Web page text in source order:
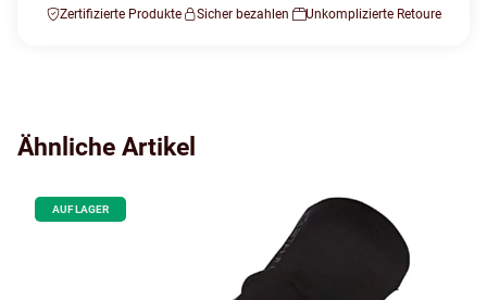
Zertifizierte Produkte Sicher bezahlen Unkomplizierte Retoure
Ähnliche Artikel
AUF LAGER